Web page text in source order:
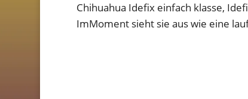
Chihuahua Idefix einfach klasse,
ImMoment sieht sie aus wie eine